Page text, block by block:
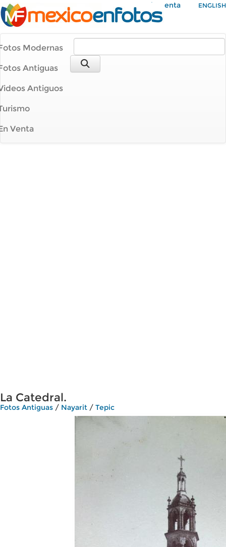
Mi Cuenta ENGLISH
Modernas
Antiguas
Antiguos
Venta
La Catedral.
Fotos Antiguas / Nayarit / Tepic